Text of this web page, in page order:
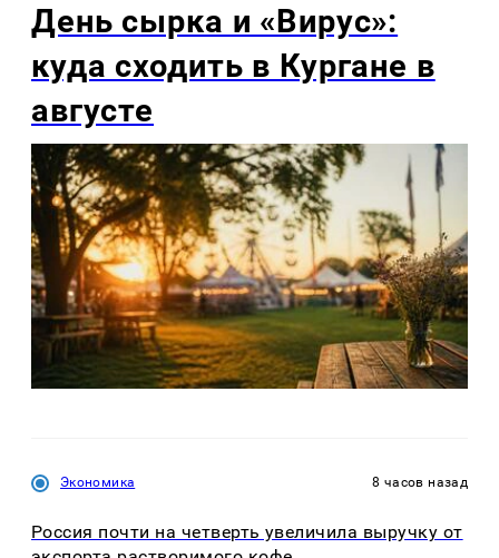
День сырка и «Вирус»:
куда сходить в Кургане в
августе
Экономика 8 часов назад
Россия почти на четверть увеличила выручку от